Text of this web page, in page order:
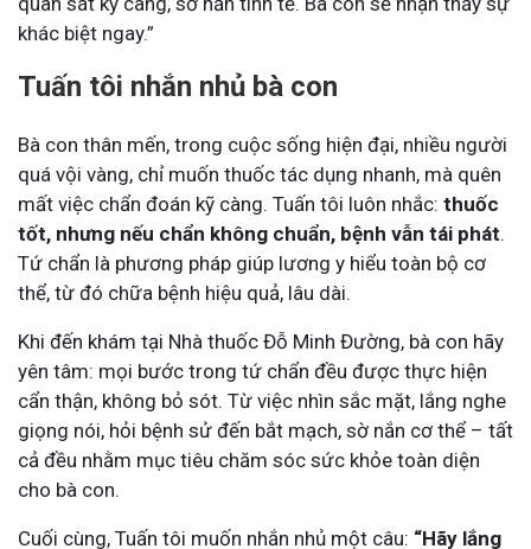
khác biệt ngay.”
Tuấn tôi nhắn nhủ bà con
Bà con thân mến, trong cuộc sống hiện đại, nhiều người
quá vội vàng, chỉ muốn thuốc tác dụng nhanh, mà quên
mất việc chẩn đoán kỹ càng. Tuấn tôi luôn nhắc: thuốc
tốt, nhưng nếu chẩn không chuẩn, bệnh vẫn tái phát.
Tứ chẩn là phương pháp giúp lương y hiểu toàn bộ cơ
thể, từ đó chữa bệnh hiệu quả, lâu dài.
Khi đến khám tại Nhà thuốc Đỗ Minh Đường, bà con hãy
yên tâm: mọi bước trong tứ chẩn đều được thực hiện
cẩn thận, không bỏ sót. Từ việc nhìn sắc mặt, lắng nghe
giọng nói, hỏi bệnh sử đến bắt mạch, sờ nắn cơ thể – tất
cả đều nhằm mục tiêu chăm sóc sức khỏe toàn diện
cho bà con.
Cuối cùng, Tuấn tôi muốn nhắn nhủ một câu: “Hãy lắng